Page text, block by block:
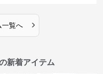
一覧へ ›
新着アイテム